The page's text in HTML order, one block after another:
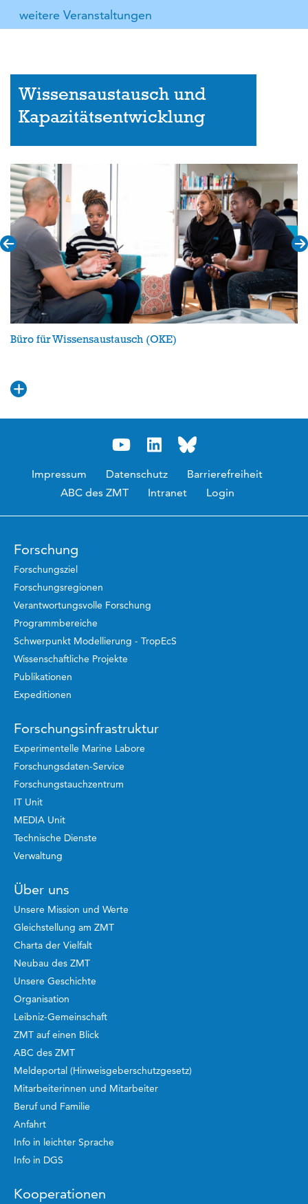
weitere Veranstaltungen
Wissensaustausch und
Kapazitätsentwicklung
Büro für Wissensaustausch (OKE)
Impressum Datenschutz
Barrierefreiheit
ABC des ZMT
Intranet Login
Forschung
Forschungsziel
Forschungsregionen
Verantwortungsvolle Forschung
Programmbereiche
Schwerpunkt Modellierung - TropEcS
Wissenschaftliche Projekte
Publikationen
Expeditionen
Forschungsinfrastruktur
Experimentelle Marine Labore
Forschungsdaten-Service
Forschungstauchzentrum
IT Unit
MEDIA Unit
Technische Dienste
Verwaltung
Über uns
Unsere Mission und Werte
Gleichstellung am ZMT
Charta der Vielfalt
Neubau des ZMT
Unsere Geschichte
Organisation
Leibniz-Gemeinschaft
ZMT auf einen Blick
ABC des ZMT
Meldeportal (Hinweisgeberschutzgesetz)
Mitarbeiterinnen und Mitarbeiter
Beruf und Familie
Anfahrt
Info in leichter Sprache
Info in DGS
Kooperationen